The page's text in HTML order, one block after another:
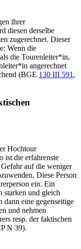
ihrer
diesen derselbe
zugerechnet. Dieser
Wenn die
die Tourenleiter*in,
angerechnet
(BGE 130 III 591 ,
Hochtour
ist die erfahrenste
auf die weniger
Diese Person
ein. Ein
starken und gleich
dann eine gegenseitige
und nehmen
resp. der faktischen
N 39).